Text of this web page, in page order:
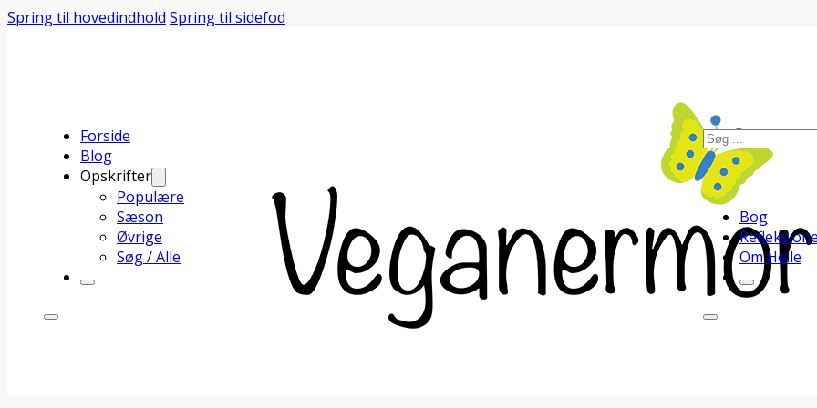
Spring til hovedindhold Spring til sidefod
Forside
Blog
Opskrifter
Populære
Sæson
Øvrige
Søg / Alle
Søg
Bog
Om Helle